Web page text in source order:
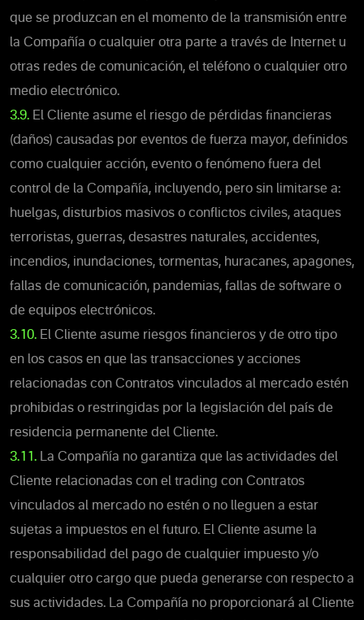
que se produzcan en el momento de la transmisión entre
la Compañía o cualquier otra parte a través de Internet u
otras redes de comunicación, el teléfono o cualquier otro
medio electrónico.
3.9. El Cliente asume el riesgo de pérdidas financieras
(daños) causadas por eventos de fuerza mayor, definidos
como cualquier acción, evento o fenómeno fuera del
control de la Compañía, incluyendo, pero sin limitarse a:
huelgas, disturbios masivos o conflictos civiles, ataques
terroristas, guerras, desastres naturales, accidentes,
incendios, inundaciones, tormentas, huracanes, apagones,
fallas de comunicación, pandemias, fallas de software o
de equipos electrónicos.
3.10. El Cliente asume riesgos financieros y de otro tipo
en los casos en que las transacciones y acciones
relacionadas con Contratos vinculados al mercado estén
prohibidas o restringidas por la legislación del país de
residencia permanente del Cliente.
3.11. La Compañía no garantiza que las actividades del
Cliente relacionadas con el trading con Contratos
vinculados al mercado no estén o no lleguen a estar
sujetas a impuestos en el futuro. El Cliente asume la
responsabilidad del pago de cualquier impuesto y/o
cualquier otro cargo que pueda generarse con respecto a
sus actividades. La Compañía no proporcionará al Cliente